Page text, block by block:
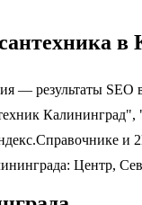
в
— результаты SEO
Центр,